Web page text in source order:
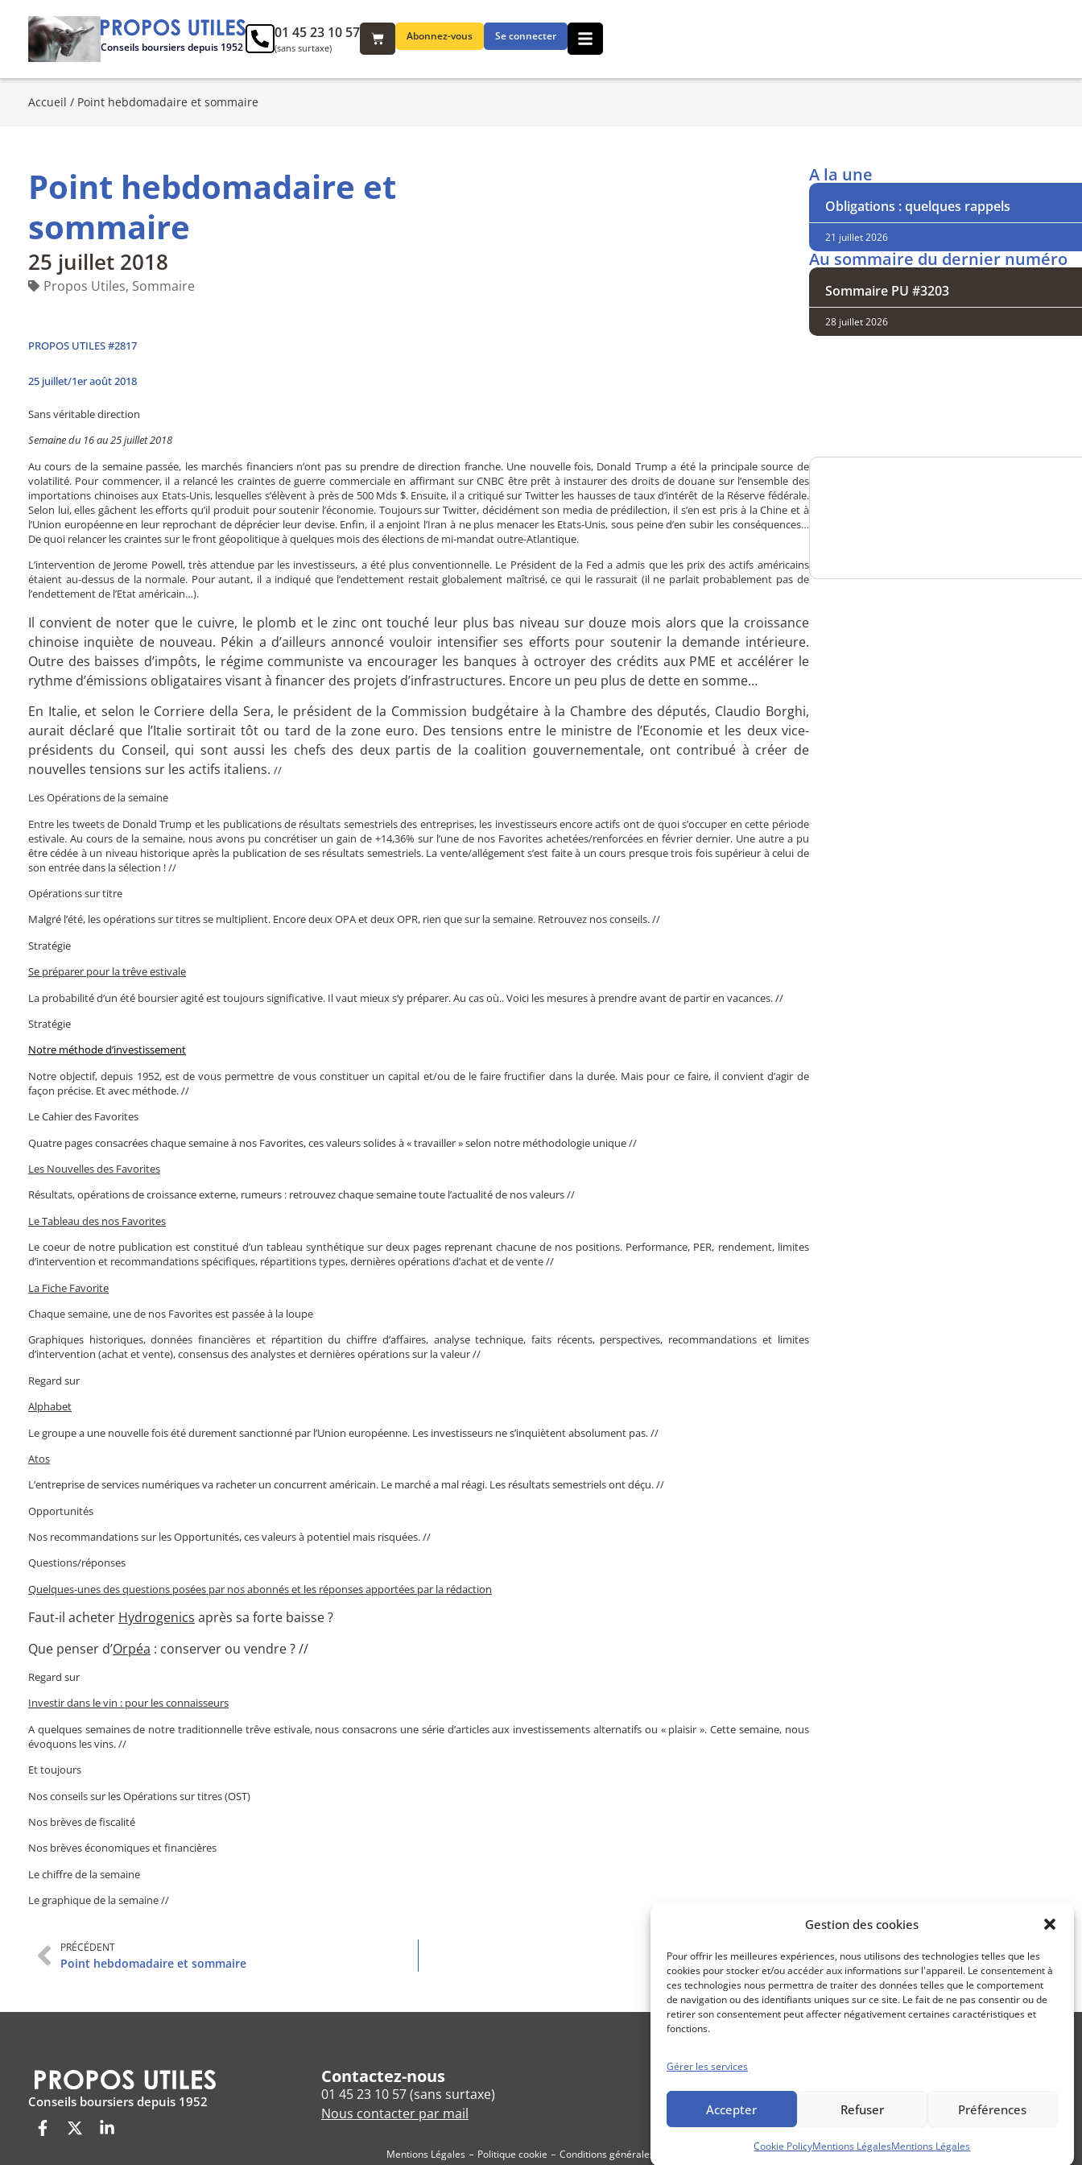
Gestion des cookies
Pour offrir les meilleures expériences, nous utilisons des technologies telles que les
cookies pour stocker et/ou accéder aux informations sur l'appareil. Le consentement à
ces technologies nous permettra de traiter des données telles que le comportement
de navigation ou des identifiants uniques sur ce site. Le fait de ne pas consentir ou de
retirer son consentement peut affecter négativement certaines caractéristiques et
fonctions.
Gérer les services
Accepter Refuser Préférences
Cookie PolicyMentions LégalesMentions Légales
Conseils boursiers depuis 1952
Abonnez-vous Se connecter
01 45 23 10 57
(sans surtaxe)
Accueil / Point hebdomadaire et sommaire
Point hebdomadaire et
sommaire
25 juillet 2018
Propos Utiles, Sommaire
PROPOS UTILES #2817
25 juillet/1er août 2018
Sans véritable direction
Semaine du 16 au 25 juillet 2018
Au cours de la semaine passée, les marchés financiers n’ont pas su prendre de direction franche. Une nouvelle fois, Donald Trump a été la principale source de
volatilité. Pour commencer, il a relancé les craintes de guerre commerciale en affirmant sur CNBC être prêt à instaurer des droits de douane sur l’ensemble des
importations chinoises aux Etats-Unis, lesquelles s’élèvent à près de 500 Mds $. Ensuite, il a critiqué sur Twitter les hausses de taux d’intérêt de la Réserve fédérale.
Selon lui, elles gâchent les efforts qu’il produit pour soutenir l’économie. Toujours sur Twitter, décidément son media de prédilection, il s’en est pris à la Chine et à
l’Union européenne en leur reprochant de déprécier leur devise. Enfin, il a enjoint l’Iran à ne plus menacer les Etats-Unis, sous peine d’en subir les conséquences…
De quoi relancer les craintes sur le front géopolitique à quelques mois des élections de mi-mandat outre-Atlantique.
L’intervention de Jerome Powell, très attendue par les investisseurs, a été plus conventionnelle. Le Président de la Fed a admis que les prix des actifs américains
étaient au-dessus de la normale. Pour autant, il a indiqué que l’endettement restait globalement maîtrisé, ce qui le rassurait (il ne parlait probablement pas de
l’endettement de l’Etat américain…).
Il convient de noter que le cuivre, le plomb et le zinc ont touché leur plus bas niveau sur douze mois alors que la croissance
chinoise inquiète de nouveau. Pékin a d’ailleurs annoncé vouloir intensifier ses efforts pour soutenir la demande intérieure.
Outre des baisses d’impôts, le régime communiste va encourager les banques à octroyer des crédits aux PME et accélérer le
rythme d’émissions obligataires visant à financer des projets d’infrastructures. Encore un peu plus de dette en somme…
En Italie, et selon le Corriere della Sera, le président de la Commission budgétaire à la Chambre des députés, Claudio Borghi,
aurait déclaré que l’Italie sortirait tôt ou tard de la zone euro. Des tensions entre le ministre de l’Economie et les deux vice-
présidents du Conseil, qui sont aussi les chefs des deux partis de la coalition gouvernementale, ont contribué à créer de
nouvelles tensions sur les actifs italiens. //
Les Opérations de la semaine
Entre les tweets de Donald Trump et les publications de résultats semestriels des entreprises, les investisseurs encore actifs ont de quoi s’occuper en cette période
estivale. Au cours de la semaine, nous avons pu concrétiser un gain de +14,36% sur l’une de nos Favorites achetées/renforcées en février dernier. Une autre a pu
être cédée à un niveau historique après la publication de ses résultats semestriels. La vente/allégement s’est faite à un cours presque trois fois supérieur à celui de
son entrée dans la sélection ! //
Opérations sur titre
Malgré l’été, les opérations sur titres se multiplient. Encore deux OPA et deux OPR, rien que sur la semaine. Retrouvez nos conseils. //
Stratégie
Se préparer pour la trêve estivale
La probabilité d’un été boursier agité est toujours significative. Il vaut mieux s’y préparer. Au cas où.. Voici les mesures à prendre avant de partir en vacances. //
Stratégie
Notre méthode d’investissement
Notre objectif, depuis 1952, est de vous permettre de vous constituer un capital et/ou de le faire fructifier dans la durée. Mais pour ce faire, il convient d’agir de
façon précise. Et avec méthode. //
Le Cahier des Favorites
Quatre pages consacrées chaque semaine à nos Favorites, ces valeurs solides à « travailler » selon notre méthodologie unique //
Les Nouvelles des Favorites
Résultats, opérations de croissance externe, rumeurs : retrouvez chaque semaine toute l’actualité de nos valeurs //
Le Tableau des nos Favorites
Le coeur de notre publication est constitué d’un tableau synthétique sur deux pages reprenant chacune de nos positions. Performance, PER, rendement, limites
d’intervention et recommandations spécifiques, répartitions types, dernières opérations d’achat et de vente //
La Fiche Favorite
Chaque semaine, une de nos Favorites est passée à la loupe
Graphiques historiques, données financières et répartition du chiffre d’affaires, analyse technique, faits récents, perspectives, recommandations et limites
d’intervention (achat et vente), consensus des analystes et dernières opérations sur la valeur //
Regard sur
Alphabet
Le groupe a une nouvelle fois été durement sanctionné par l’Union européenne. Les investisseurs ne s’inquiètent absolument pas. //
Atos
L’entreprise de services numériques va racheter un concurrent américain. Le marché a mal réagi. Les résultats semestriels ont déçu. //
Opportunités
Nos recommandations sur les Opportunités, ces valeurs à potentiel mais risquées. //
Questions/réponses
Quelques-unes des questions posées par nos abonnés et les réponses apportées par la rédaction
Faut-il acheter Hydrogenics après sa forte baisse ?
Que penser d’Orpéa : conserver ou vendre ? //
Regard sur
Investir dans le vin : pour les connaisseurs
A quelques semaines de notre traditionnelle trêve estivale, nous consacrons une série d’articles aux investissements alternatifs ou « plaisir ». Cette semaine, nous
évoquons les vins. //
Et toujours
Nos conseils sur les Opérations sur titres (OST)
Nos brèves de fiscalité
Nos brèves économiques et financières
Le chiffre de la semaine
Le graphique de la semaine //
PRÉCÉDENT
Point hebdomadaire et sommaire Point hebdomadaire
A la une
Obligations : quelques rappels
21 juillet 2026
Au sommaire du dernier numéro
Sommaire PU #3203
28 juillet 2026
Conseils boursiers depuis 1952
Contactez-nous
01 45 23 10 57 (sans surtaxe)
Nous contacter par mail
Propos Utiles est une publication
des Editions Marigny
Mentions Légales Politique cookie Conditions générales de vente